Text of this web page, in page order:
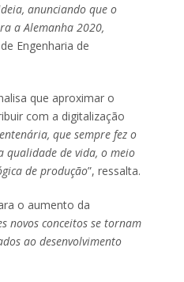
anunciando que o
a Alemanha 2020,
Engenharia de
que aproximar o
com a digitalização
que sempre fez o
qualidade de vida, o meio
de produção”, ressalta.
o aumento da
novos conceitos se tornam
ao desenvolvimento